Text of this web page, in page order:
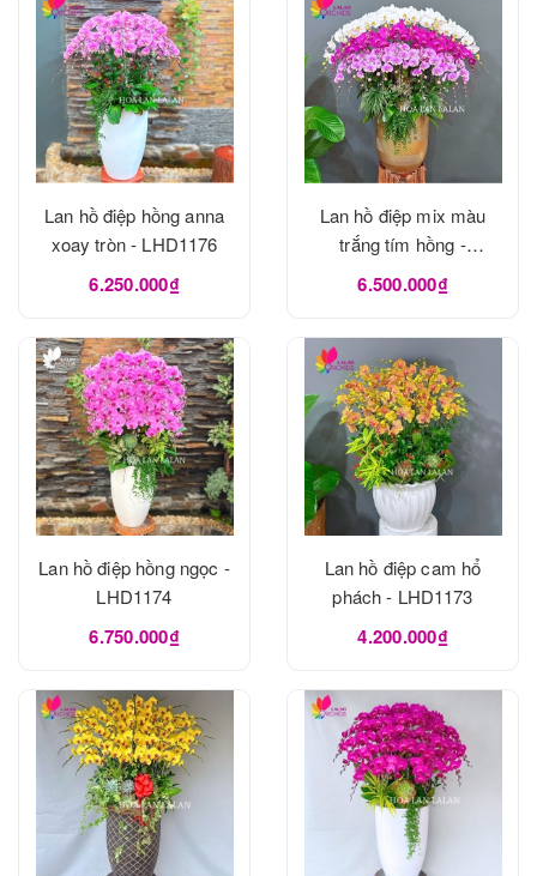
Lan hồ điệp hồng anna
xoay tròn - LHD1176
6.250.000₫
Lan hồ điệp mix màu
trắng tím hồng -
LHD1175
6.500.000₫
Lan hồ điệp hồng ngọc -
LHD1174
6.750.000₫
Lan hồ điệp cam hổ
phách - LHD1173
4.200.000₫